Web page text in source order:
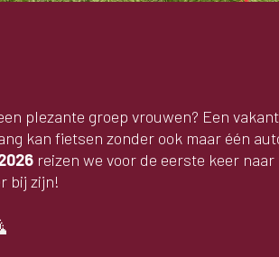
plezante groep vrouwen? Een
kan fietsen zonder ook maar één
reizen we voor de eerste keer naar
bij zijn!